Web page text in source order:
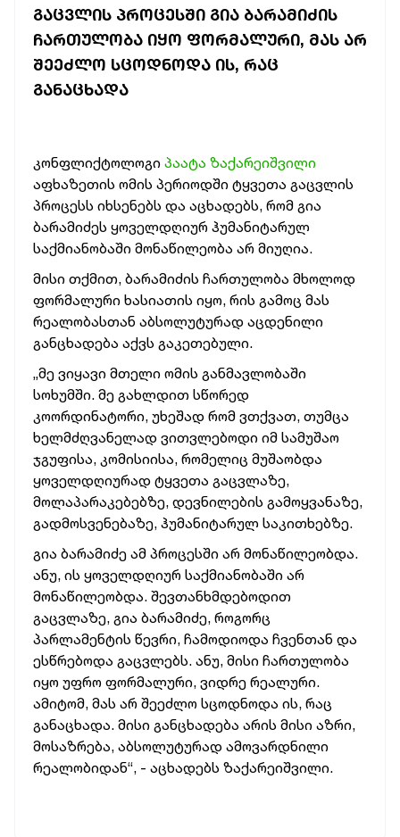
ᲒᲐᲪᲕᲚᲘᲡ ᲞᲠᲝᲪᲔᲡᲨᲘ ᲒᲘᲐ ᲑᲐᲠᲐᲛᲘᲫᲘᲡ
ᲩᲐᲠᲗᲣᲚᲝᲑᲐ ᲘᲧᲝ ᲤᲝᲠᲛᲐᲚᲣᲠᲘ, ᲛᲐᲡ ᲐᲠ
ᲨᲔᲔᲫᲚᲝ ᲡᲪᲝᲓᲜᲝᲓᲐ ᲘᲡ, ᲠᲐᲪ
ᲒᲐᲜᲐᲪᲮᲐᲓᲐ
კონფლიქტოლოგი პაატა ზაქარეიშვილი
აფხაზეთის ომის პერიოდში ტყვეთა გაცვლის
პროცესს იხსენებს და აცხადებს, რომ გია
ბარამიძეს ყოველდღიურ ჰუმანიტარულ
საქმიანობაში მონაწილეობა არ მიუღია.
მისი თქმით, ბარამიძის ჩართულობა მხოლოდ
ფორმალური ხასიათის იყო, რის გამოც მას
რეალობასთან აბსოლუტურად აცდენილი
განცხადება აქვს გაკეთებული.
„მე ვიყავი მთელი ომის განმავლობაში
სოხუმში. მე გახლდით სწორედ
კოორდინატორი, უხეშად რომ ვთქვათ, თუმცა
ხელმძღვანელად ვითვლებოდი იმ სამუშაო
ჯგუფისა, კომისიისა, რომელიც მუშაობდა
ყოველდღიურად ტყვეთა გაცვლაზე,
მოლაპარაკებებზე, დევნილების გამოყვანაზე,
გადმოსვენებაზე, ჰუმანიტარულ საკითხებზე.
გია ბარამიძე ამ პროცესში არ მონაწილეობდა.
ანუ, ის ყოველდღიურ საქმიანობაში არ
მონაწილეობდა. შევთანხმდებოდით
გაცვლაზე, გია ბარამიძე, როგორც
პარლამენტის წევრი, ჩამოდიოდა ჩვენთან და
ესწრებოდა გაცვლებს. ანუ, მისი ჩართულობა
იყო უფრო ფორმალური, ვიდრე რეალური.
ამიტომ, მას არ შეეძლო სცოდნოდა ის, რაც
განაცხადა. მისი განცხადება არის მისი აზრი,
მოსაზრება, აბსოლუტურად ამოვარდნილი
რეალობიდან“, - აცხადებს ზაქარეიშვილი.